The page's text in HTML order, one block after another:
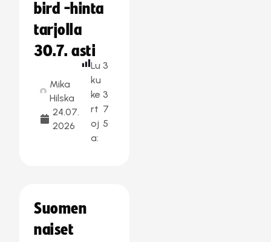
bird -hinta
tarjolla
30.7. asti
Mika
Hilska
24.07.
2026
Lu
ku
ke
rt
oj
a:
3
3
7
5
Suomen
naiset